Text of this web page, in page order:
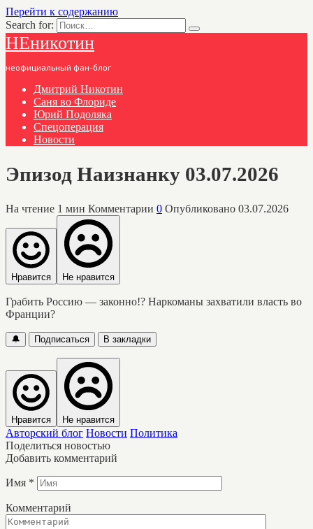
Перейти к содержанию
Search for:
НЕникотин
неофициальный фан-блог
Дмитрий Никотин
Саня во Флориде
Юрий Подоляка
Спецоперация
Новости
Эпизод Наизнанку 03.07.2026
На чтение 1 мин Комментарии 0 Опубликовано 03.07.2026
Нравится Не нравится
Грабить Россию — законно!? Наркоманы захватили власть во
Франции?
🔔 Подписаться В закладки
Нравится Не нравится
Авторский блог Новости Политика
Поделиться новостью
Добавить комментарий
Имя *
Комментарий